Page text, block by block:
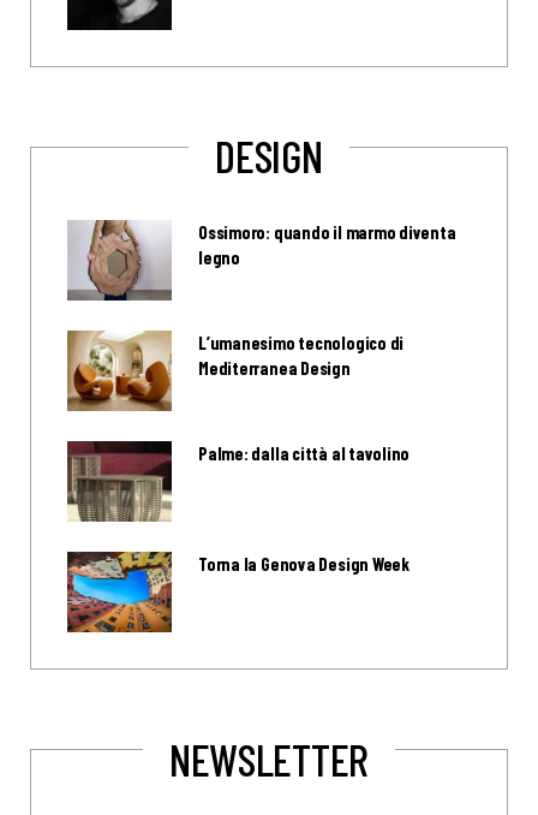
DESIGN
Ossimoro: quando il marmo diventa
legno
L’umanesimo tecnologico di
Mediterranea Design
Palme: dalla città al tavolino
Torna la Genova Design Week
NEWSLETTER